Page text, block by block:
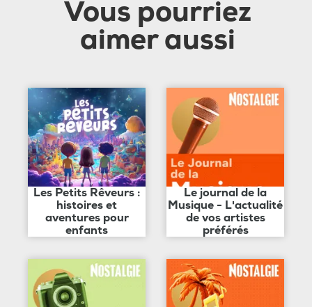
Vous pourriez
aimer aussi
Les Petits Rêveurs :
histoires et
aventures pour
enfants
Le journal de la
Musique - L'actualité
de vos artistes
préférés